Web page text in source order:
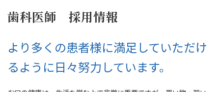
歯科医師 採用情報
より多くの患者様に満足していただけ
るように日々努力しています。